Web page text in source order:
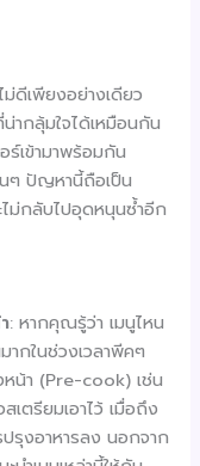
ม่ดีเพียงอย่างเดียว
ากลุ้มใจได้เหมือนกัน
เข้ามาพร้อมกัน
ๆ ปัญหานี้ถือเป็น
ม่กลับไปอุดหนุนซ้ำอีก
: หากคุณรู้ว่า เมนูไหน
ากในช่วงเวลาพีคๆ
หน้า (Pre-cook) เช่น
ตรียมเอาไว้ เมื่อถึง
ปรุงอาหารลง นอกจาก